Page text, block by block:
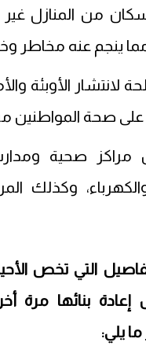
من المنازل غير
ينجم عنه مخاطر
لانتشار الأوبئة
على صحة المواطنين
مراكز صحية
وكذلك
التي تخص
إعادة بنائها
يلي: